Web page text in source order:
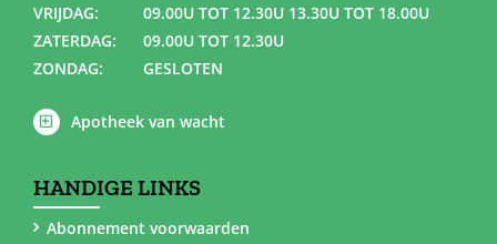
VRIJDAG:
09.00U TOT 12.30U 13.30U TOT 18.00U
ZATERDAG:
09.00U TOT 12.30U
ZONDAG:
GESLOTEN
Apotheek van wacht
HANDIGE LINKS
Abonnement voorwaarden